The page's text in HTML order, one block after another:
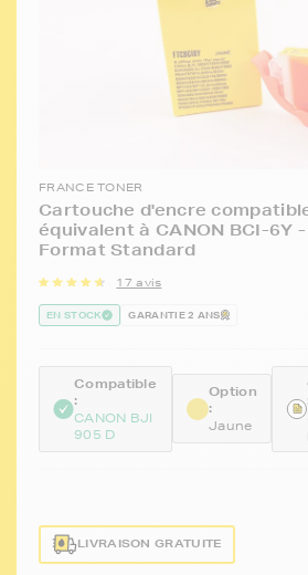
FRANCE TONER
Cartouche d'encre
équivalent à CANON BCI-6Y
Format Standard
17 avis
EN STOCK GARANTIE 2 ANS
Compatible
:
CANON BJI
905 D
Option
:
Jaune
LIVRAISON GRATUITE